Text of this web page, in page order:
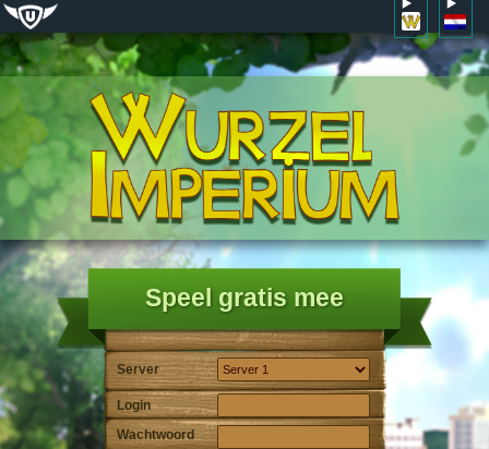
Speel gratis mee
Server
Login
Wachtwoord